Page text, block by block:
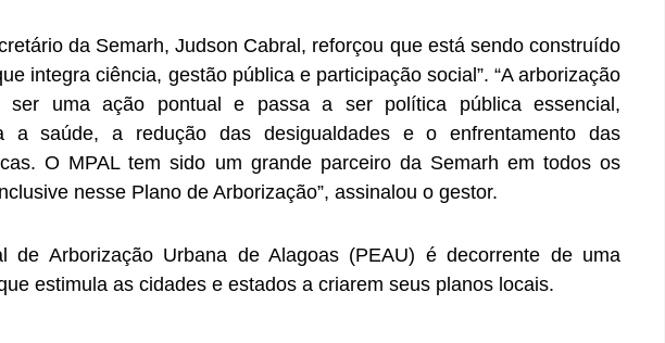
da Semarh, Judson Cabral, reforçou que está sendo construído
integra ciência, gestão pública e participação social”. “A arborização
ser uma ação pontual e passa a ser política pública essencial,
a saúde, a redução das desigualdades e o enfrentamento das
O MPAL tem sido um grande parceiro da Semarh em todos os
nesse Plano de Arborização”, assinalou o gestor.
de Arborização Urbana de Alagoas (PEAU) é decorrente de uma
estimula as cidades e estados a criarem seus planos locais.